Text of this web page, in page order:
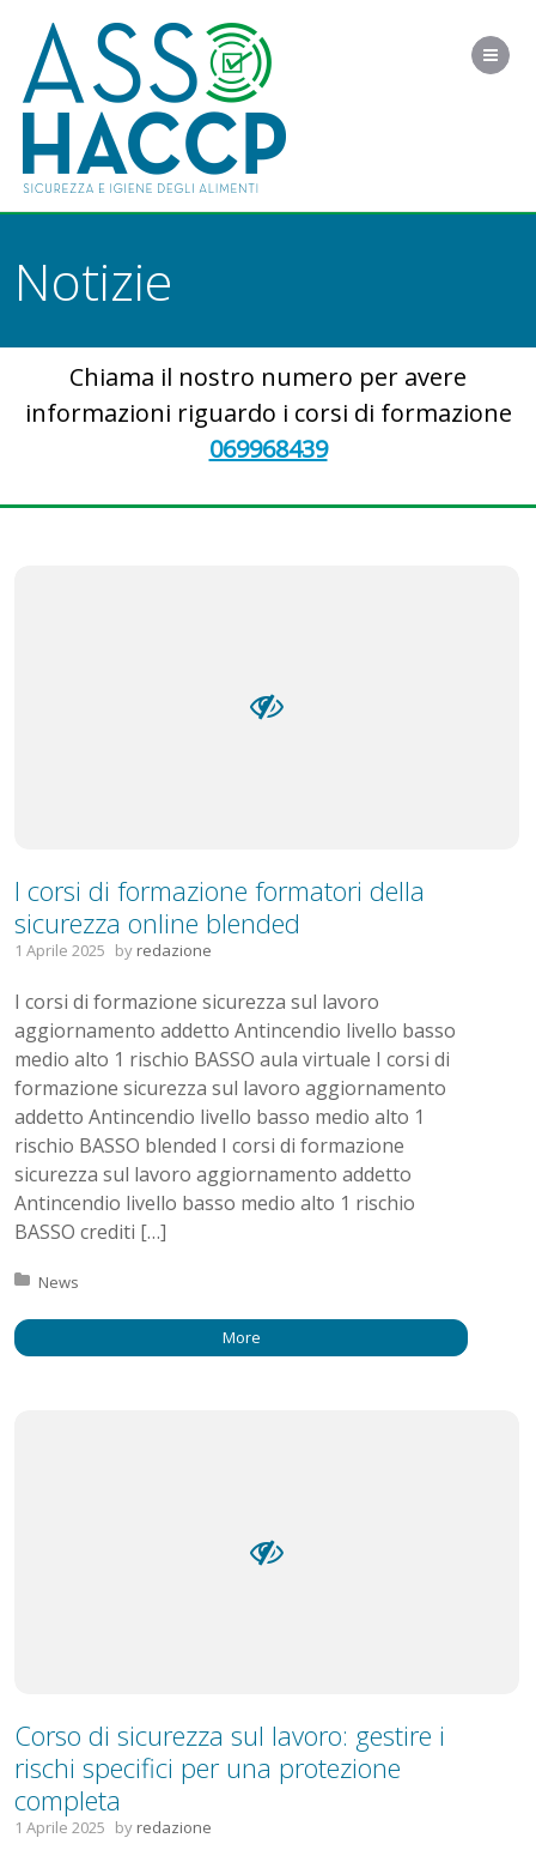
Notizie
Chiama il nostro numero per avere
informazioni riguardo i corsi di formazione
069968439
I corsi di formazione formatori della
sicurezza online blended
1 Aprile 2025 by redazione
I corsi di formazione sicurezza sul lavoro
aggiornamento addetto Antincendio livello basso
medio alto 1 rischio BASSO aula virtuale I corsi di
formazione sicurezza sul lavoro aggiornamento
addetto Antincendio livello basso medio alto 1
rischio BASSO blended I corsi di formazione
sicurezza sul lavoro aggiornamento addetto
Antincendio livello basso medio alto 1 rischio
BASSO crediti […]
Posted in:
News
More
Corso di sicurezza sul lavoro: gestire i
rischi specifici per una protezione
completa
1 Aprile 2025 by redazione